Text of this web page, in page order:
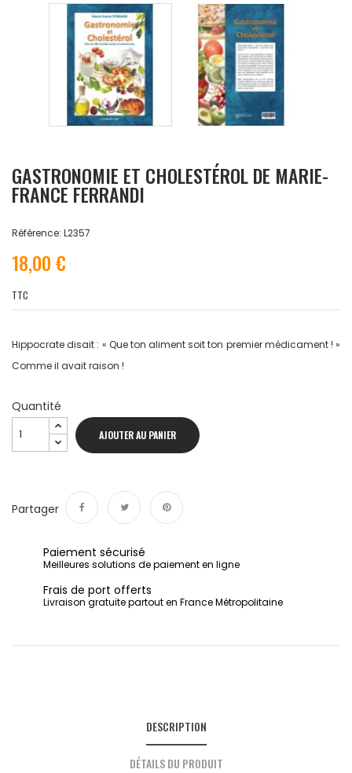
GASTRONOMIE ET CHOLESTÉROL DE MARIE-
FRANCE FERRANDI
Référence: L2357
18,00 €
TTC
Hippocrate disait : « Que ton aliment soit ton premier médicament ! »
Comme il avait raison !
Quantité
AJOUTER AU PANIER
Partager
Paiement sécurisé
Meilleures solutions de paiement en ligne
Frais de port offerts
Livraison gratuite partout en France Métropolitaine
DESCRIPTION
DÉTAILS DU PRODUIT